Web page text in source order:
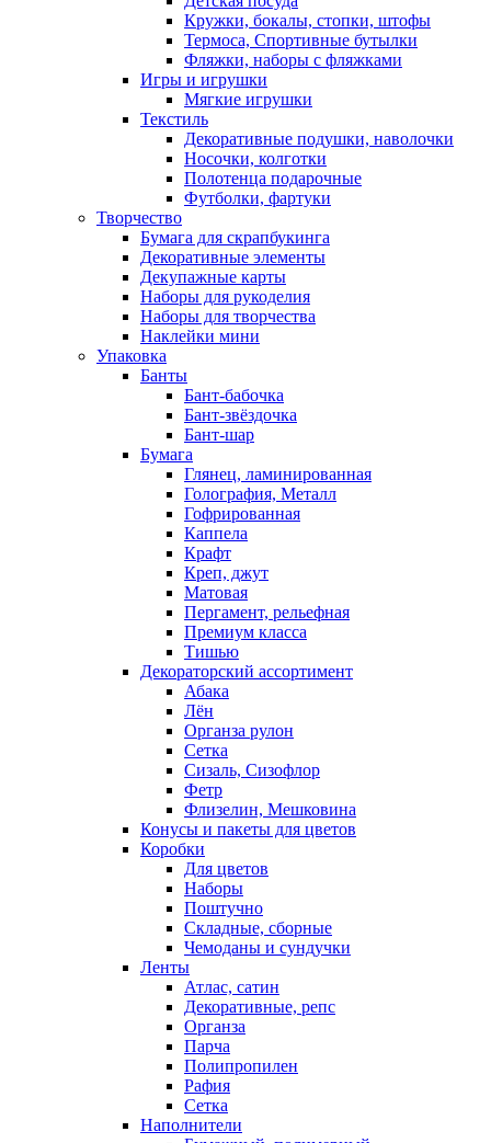
Кружки, бокалы, стопки, штофы
Термоса, Спортивные бутылки
Фляжки, наборы с фляжками
Игры и игрушки
Мягкие игрушки
Текстиль
Декоративные подушки, наволочки
Носочки, колготки
Полотенца подарочные
Футболки, фартуки
Творчество
Бумага для скрапбукинга
Декоративные элементы
Декупажные карты
Наборы для рукоделия
Наборы для творчества
Наклейки мини
Упаковка
Банты
Бант-бабочка
Бант-звёздочка
Бант-шар
Бумага
Глянец, ламинированная
Голография, Металл
Гофрированная
Каппела
Крафт
Креп, джут
Матовая
Пергамент, рельефная
Премиум класса
Тишью
Декораторский ассортимент
Абака
Лён
Органза рулон
Сетка
Сизаль, Сизофлор
Фетр
Флизелин, Мешковина
Конусы и пакеты для цветов
Коробки
Для цветов
Наборы
Поштучно
Складные, сборные
Чемоданы и сундучки
Ленты
Атлас, сатин
Декоративные, репс
Органза
Парча
Полипропилен
Рафия
Сетка
Наполнители